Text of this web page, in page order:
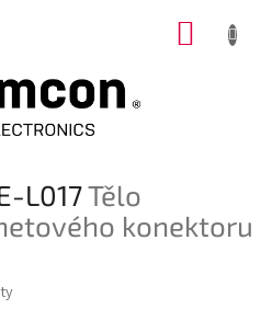
L017Tělo
konektoru